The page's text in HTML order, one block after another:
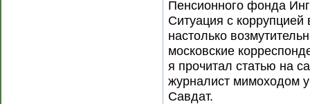
Пенсионного фонда
Ситуация с коррупцией
настолько
московские
я прочитал статью на
журналист мимоходом
Савдат.